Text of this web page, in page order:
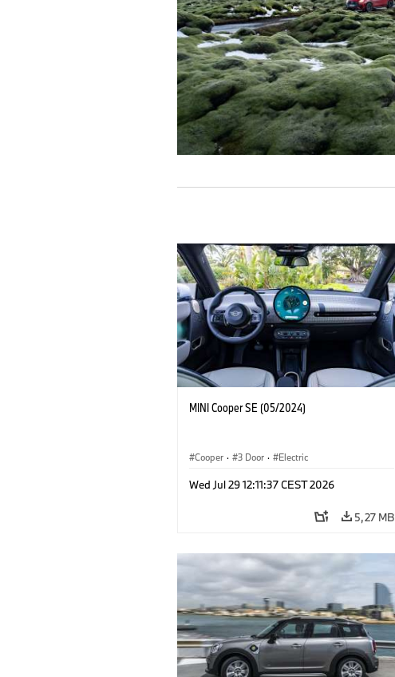
MINI Cooper SE (05/2024)
Cooper · 3 Door · Electric
Wed Jul 29 12:11:37 CEST 2026
5,27 MB